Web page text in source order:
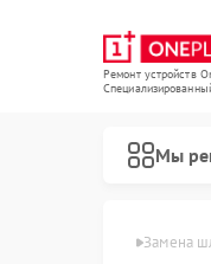
Ремонт устройств
Мы
Телефон OnePlus Замена